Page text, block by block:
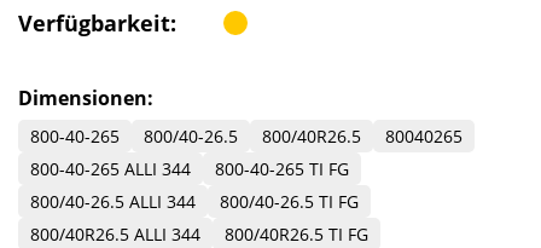
Verfügbarkeit:
Dimensionen:
800-40-265 800/40-26.5 800/40R26.5
80040265
800-40-265 ALLI 344
800-40-265 TI FG
800/40-26.5 ALLI 344
800/40-26.5 TI FG
800/40R26.5 ALLI 344
800/40R26.5 TI FG